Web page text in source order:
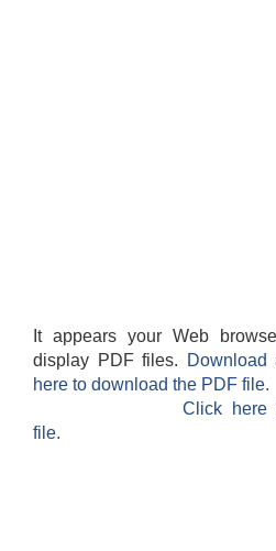
It appears your Web
display PDF files.
here to download the PDF file.
Click here
file.